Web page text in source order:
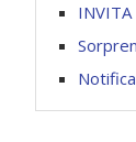
INVITA